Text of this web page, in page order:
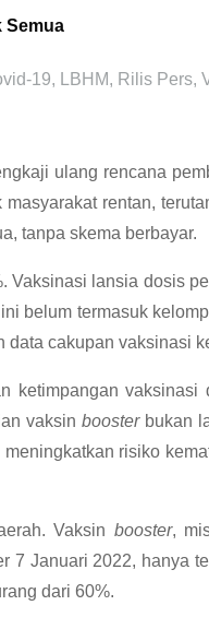
Semua
19, LBHM, Rilis Pers,
ulang rencana
rentan,
tanpa skema berbayar.
lansia dosis
belum termasuk
cakupan vaksinasi
ketimpangan
vaksin booster bukan
risiko
Vaksin booster,
Januari 2022, hanya
dari 60%.